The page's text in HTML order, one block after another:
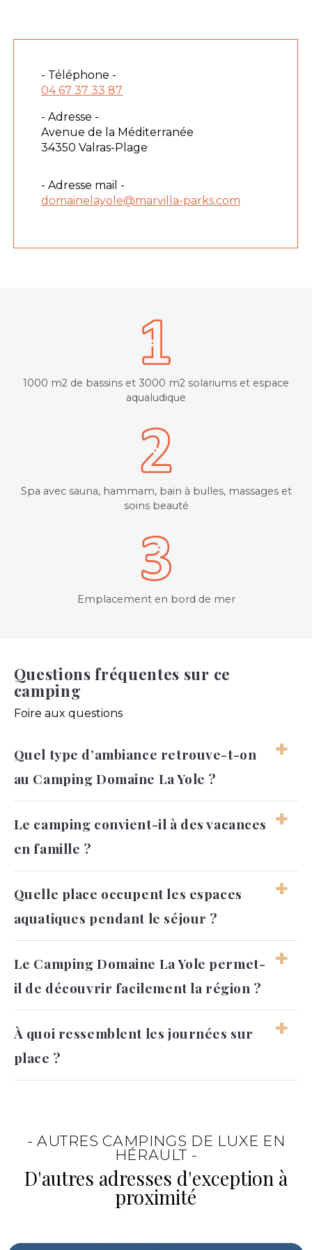
1000 m2 de bassins et 3000 m2 solariums et espace
aqualudique
Spa avec sauna, hammam, bain à bulles, massages et
soins beauté
Emplacement en bord de mer
- Téléphone -
04 67 37 33 87
- Adresse -
Avenue de la Méditerranée
34350 Valras-Plage
- Adresse mail -
domainelayole@marvilla-parks.com
Questions fréquentes sur ce
camping
Foire aux questions
Quel type d’ambiance retrouve-t-on
au Camping Domaine La Yole ?
pendant la saison, tout en laissant de la place
aux moments plus calmes. Les journées se
Le camping convient-il à des vacances
en famille ?
permettent de profiter facilement de
vacances avec des enfants. Les espaces de
Quelle place occupent les espaces
aquatiques pendant le séjour ?
naturellement les journées et deviennent
souvent le centre de la vie du camping
Le Camping Domaine La Yole permet-
il de découvrir facilement la région ?
point de départ agréable pour explorer le
littoral et les paysages de l’Hérault.
À quoi ressemblent les journées sur
place ?
séjour selon ses envies.
- AUTRES CAMPINGS DE LUXE EN
HÉRAULT -
D'autres adresses d'exception à
proximité